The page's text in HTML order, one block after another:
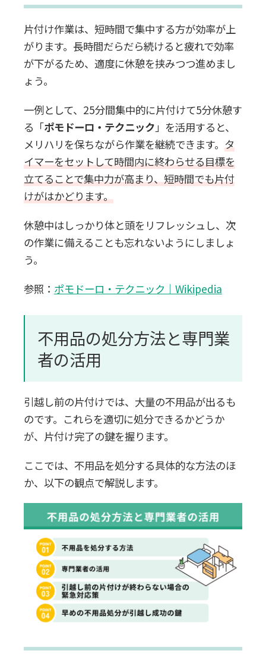
片付け作業は、短時間で集中する方が効率が上
がります。長時間だらだら続けると疲れで効率
が下がるため、適度に休憩を挟みつつ進めまし
ょう。
一例として、 25分間集中的に片付けて5分休憩す
る「ポモドーロ・テクニック」を活用すると、
メリハリを保ちながら作業を継続できます。 タ
イマーをセットして時間内に終わらせる目標を
立てることで集中力が高まり、短時間でも片付
けがはかどります。
休憩中はしっかり体と頭をリフレッシュし、次
の作業に備えることも忘れないようにしましょ
う。
参照： ポモドーロ・テクニック｜Wikipedia
不用品の処分方法と専門業
者の活用
引越し前の片付けでは、大量の不用品が出るも
のです。これらを適切に処分できるかどうか
が、片付け完了の鍵を握ります。
ここでは、不用品を処分する具体的な方法のほ
か、以下の観点で解説します。